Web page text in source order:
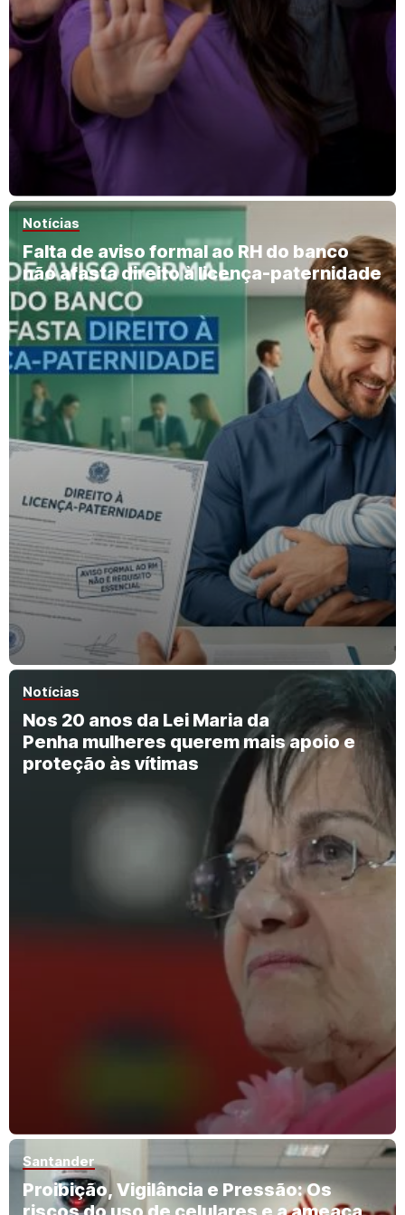
Notícias
Falta de aviso formal ao RH do banco
não afasta direito à licença-paternidade
Notícias
Nos 20 anos da Lei Maria da
Penha mulheres querem mais apoio e
proteção às vítimas
Santander
Proibição, Vigilância e Pressão: Os